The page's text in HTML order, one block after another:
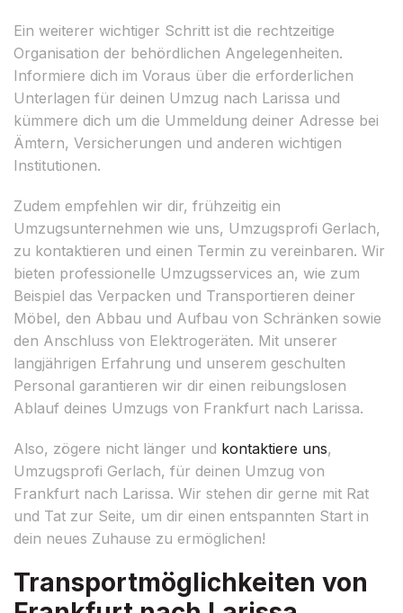
Ein weiterer wichtiger Schritt ist die rechtzeitige
Organisation der behördlichen Angelegenheiten.
Informiere dich im Voraus über die erforderlichen
Unterlagen für deinen Umzug nach Larissa und
kümmere dich um die Ummeldung deiner Adresse bei
Ämtern, Versicherungen und anderen wichtigen
Institutionen.
Zudem empfehlen wir dir, frühzeitig ein
Umzugsunternehmen wie uns, Umzugsprofi Gerlach,
zu kontaktieren und einen Termin zu vereinbaren. Wir
bieten professionelle Umzugsservices an, wie zum
Beispiel das Verpacken und Transportieren deiner
Möbel, den Abbau und Aufbau von Schränken sowie
den Anschluss von Elektrogeräten. Mit unserer
langjährigen Erfahrung und unserem geschulten
Personal garantieren wir dir einen reibungslosen
Ablauf deines Umzugs von Frankfurt nach Larissa.
Also, zögere nicht länger und kontaktiere uns,
Umzugsprofi Gerlach, für deinen Umzug von
Frankfurt nach Larissa. Wir stehen dir gerne mit Rat
und Tat zur Seite, um dir einen entspannten Start in
dein neues Zuhause zu ermöglichen!
Transportmöglichkeiten von